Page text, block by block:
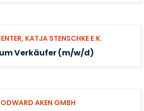
KATJA STENSCHKE E.K.
Verkäufer (m/w/d)
AKEN GMBH